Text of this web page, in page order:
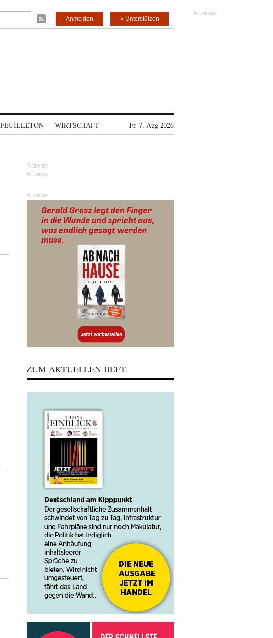
» Unterstützen
Anmelden
FEUILLETON WIRTSCHAFT Fr, 7. Aug 2026
Anzeige
ZUM AKTUELLEN HEFT: